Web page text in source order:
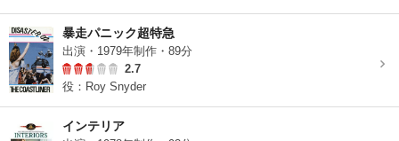
暴走パニック超特急
出演・1979年制作・89分
2.7
役：Roy Snyder
インテリア